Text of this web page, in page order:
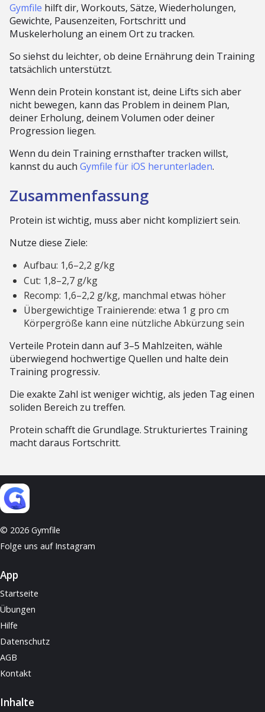
Gymfile hilft dir, Workouts, Sätze, Wiederholungen,
Gewichte, Pausenzeiten, Fortschritt und
Muskelerholung an einem Ort zu tracken.
So siehst du leichter, ob deine Ernährung dein Training
tatsächlich unterstützt.
Wenn dein Protein konstant ist, deine Lifts sich aber
nicht bewegen, kann das Problem in deinem Plan,
deiner Erholung, deinem Volumen oder deiner
Progression liegen.
Wenn du dein Training ernsthafter tracken willst,
kannst du auch Gymfile für iOS herunterladen.
Zusammenfassung
Protein ist wichtig, muss aber nicht kompliziert sein.
Nutze diese Ziele:
Aufbau: 1,6–2,2 g/kg
Cut: 1,8–2,7 g/kg
Recomp: 1,6–2,2 g/kg, manchmal etwas höher
Übergewichtige Trainierende: etwa 1 g pro cm
Körpergröße kann eine nützliche Abkürzung sein
Verteile Protein dann auf 3–5 Mahlzeiten, wähle
überwiegend hochwertige Quellen und halte dein
Training progressiv.
Die exakte Zahl ist weniger wichtig, als jeden Tag einen
soliden Bereich zu treffen.
Protein schafft die Grundlage. Strukturiertes Training
macht daraus Fortschritt.
© 2026 Gymfile
Folge uns auf Instagram
App
Startseite
Übungen
Hilfe
Datenschutz
AGB
Kontakt
Inhalte